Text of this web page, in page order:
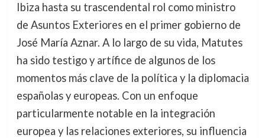
Ibiza hasta su trascendental rol como ministro
de Asuntos Exteriores en el primer gobierno de
José María Aznar. A lo largo de su vida, Matutes
ha sido testigo y artífice de algunos de los
momentos más clave de la política y la diplomacia
españolas y europeas. Con un enfoque
particularmente notable en la integración
europea y las relaciones exteriores, su influencia